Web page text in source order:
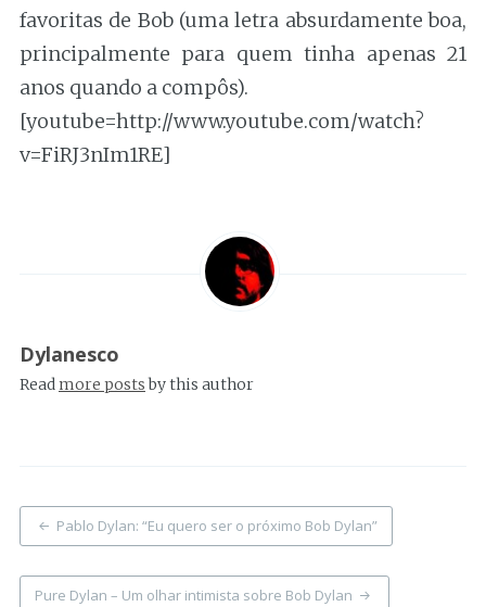
favoritas de Bob (uma letra absurdamente boa,
principalmente para quem tinha apenas 21
anos quando a compôs).
[youtube=http://www.youtube.com/watch?
v=FiRJ3nIm1RE]
Dylanesco
Readmore postsby this author
Post
navigation
Pablo Dylan: “Eu quero ser o próximo Bob Dylan”
Pure Dylan – Um olhar intimista sobre Bob Dylan